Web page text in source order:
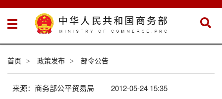
首页 > 政策发布 > 部令公告
来源：商务部公平贸易局 2012-05-24 15:35